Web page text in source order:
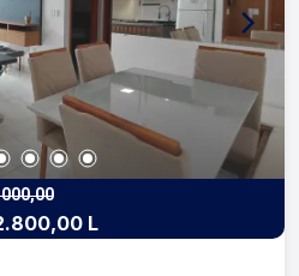
L